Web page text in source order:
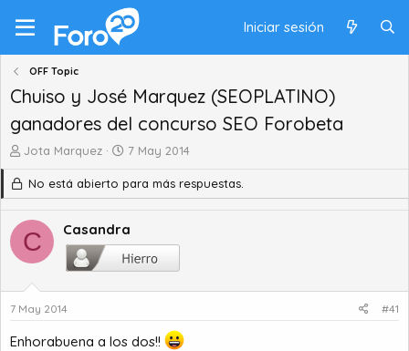
Iniciar sesión
OFF Topic
Chuiso y José Marquez (SEOPLATINO)
ganadores del concurso SEO Forobeta
A
o
r
d
e
e
m
Jota Marquez
F
c
h
d
e
i
n
i
7 May 2014
No está abierto para más respuestas.
C Casandra
7 May 2014 #41
Enhorabuena a los dos!!